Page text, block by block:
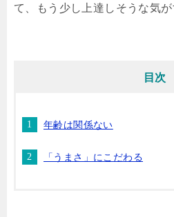
て、もう少し上達しそうな気が
目次
年齢は関係ない
「うまさ」にこだわる